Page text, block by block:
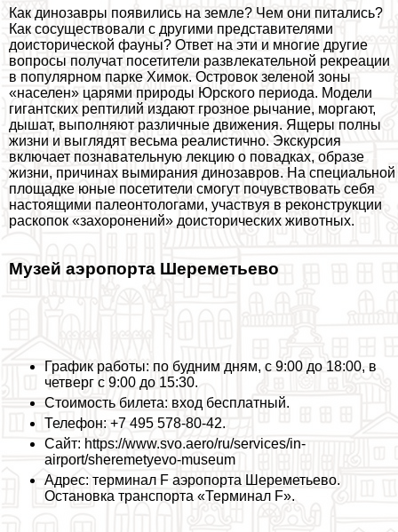
Как динозавры появились на земле? Чем они питались?
Как сосуществовали с другими представителями
доисторической фауны? Ответ на эти и многие другие
вопросы получат посетители развлекательной рекреации
в популярном парке Химок. Островок зеленой зоны
«населен» царями природы Юрского периода. Модели
гигантских рептилий издают грозное рычание, моргают,
дышат, выполняют различные движения. Ящеры полны
жизни и выглядят весьма реалистично. Экскурсия
включает познавательную лекцию о повадках, образе
жизни, причинах вымирания динозавров. На специальной
площадке юные посетители смогут почувствовать себя
настоящими палеонтологами, участвуя в реконструкции
раскопок «захоронений» доисторических животных.
Музей аэропорта Шереметьево
График работы: по будним дням, с 9:00 до 18:00, в
четверг с 9:00 до 15:30.
Стоимость билета: вход бесплатный.
Телефон: +7 495 578-80-42.
Сайт: https://www.svo.aero/ru/services/in-
airport/sheremetyevo-museum
Адрес: терминал F аэропорта Шереметьево.
Остановка трaнcпорта «Терминал F».